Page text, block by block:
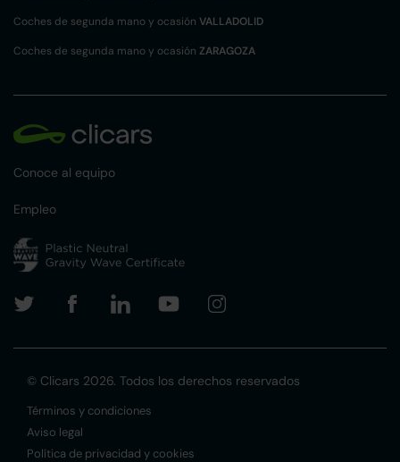
Coches de segunda mano y ocasión VALLADOLID
Coches de segunda mano y ocasión ZARAGOZA
Conoce al equipo
Empleo
© Clicars 2026. Todos los derechos reservados
Términos y condiciones
Aviso legal
Política de privacidad y cookies